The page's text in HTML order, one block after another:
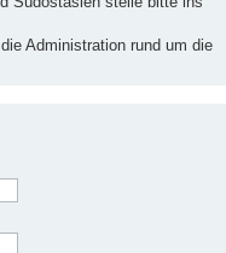
Administration rund um die